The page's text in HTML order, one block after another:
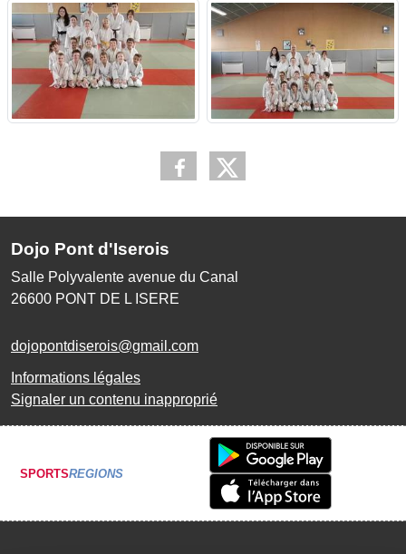
Dojo Pont d'Iserois
Salle Polyvalente avenue du Canal
26600 PONT DE L ISERE
dojopontdiserois@gmail.com
Informations légales
Signaler un contenu inapproprié
SPORTSREGIONS